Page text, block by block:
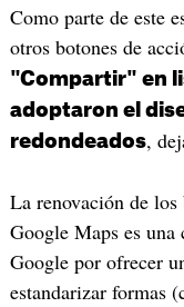
Como parte de este
otros botones de
"Compartir" en
adoptaron el
redondeados,
La renovación de los
Google Maps es
Google por ofrecer
estandarizar formas